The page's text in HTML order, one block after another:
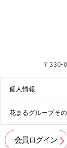
〒330-
個人情報
花まるグループそ
会員ログイン